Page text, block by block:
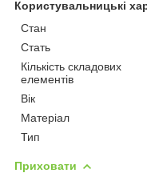
Користувальницькі
Стан
Стать
Кількість складових
елементів
Вік
Матеріал
Тип
Приховати